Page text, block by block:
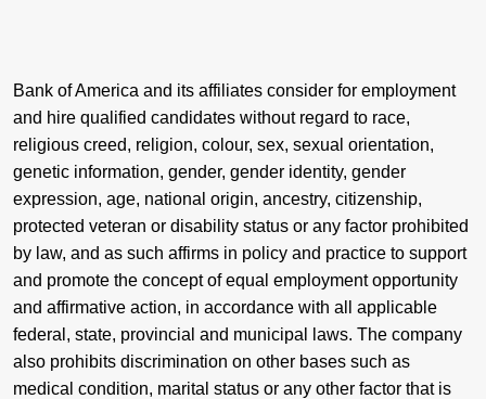
Bank of America and its affiliates consider for employment
and hire qualified candidates without regard to race,
religious creed, religion, colour, sex, sexual orientation,
genetic information, gender, gender identity, gender
expression, age, national origin, ancestry, citizenship,
protected veteran or disability status or any factor prohibited
by law, and as such affirms in policy and practice to support
and promote the concept of equal employment opportunity
and affirmative action, in accordance with all applicable
federal, state, provincial and municipal laws. The company
also prohibits discrimination on other bases such as
medical condition, marital status or any other factor that is